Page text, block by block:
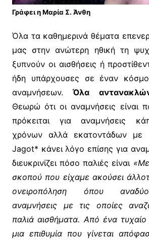
Γράφει η Μαρία Σ. Άνθη
Όλα τα καθημερινά θέματα
μας στην ανώτερη ηθική τη
ξυπνούν οι αισθήσεις ή
ήδη υπάρχουσες σε έναν
αναμνήσεων.Όλα
Θεωρώ ότι οι αναμνήσεις είναι
πρόκειται για αναμνήσεις
χρόνων αλλά εκατοντάδων με
Jagot* κάνει λόγο επίσης για
διευκρινίζει πόσο παλιές είναι
σκοπού που είχαμε ακούσει
ονειροπόληση όπου
αναμνήσεις με τις οποίες
παλιά αισθήματα. Από ένα τυχαίο
μια επιθυμία που γίνεται